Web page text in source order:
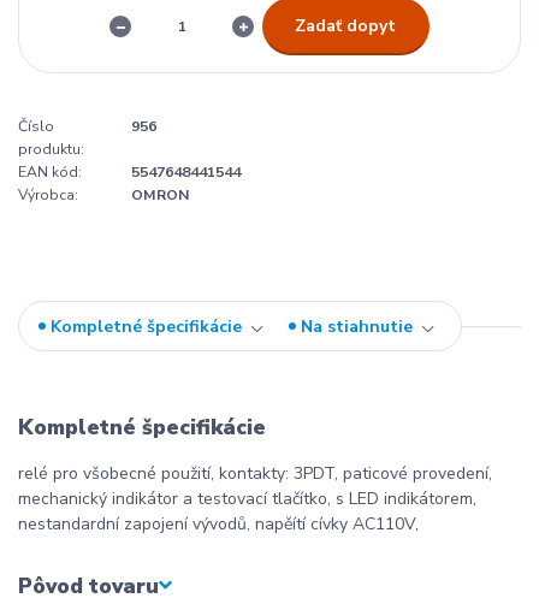
Zadať dopyt
Číslo
produktu:
956
EAN kód:
5547648441544
Výrobca:
OMRON
Kompletné špecifikácie Na stiahnutie
Kompletné špecifikácie
relé pro všobecné použití, kontakty: 3PDT, paticové provedení,
mechanický indikátor a testovací tlačítko, s LED indikátorem,
nestandardní zapojení vývodů, napěítí cívky AC110V,
Pôvod tovaru